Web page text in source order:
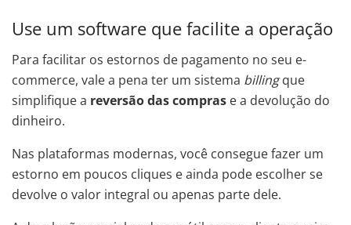
Use um software que facilite a operação
Para facilitar os estornos de pagamento no seu e-
commerce, vale a pena ter um sistema billing que
simplifique a reversão das compras e a devolução do
dinheiro.
Nas plataformas modernas, você consegue fazer um
estorno em poucos cliques e ainda pode escolher se
devolve o valor integral ou apenas parte dele.